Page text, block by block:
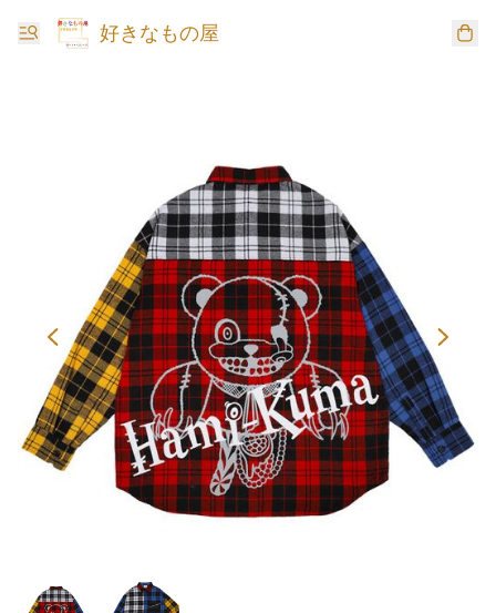
好きなもの屋